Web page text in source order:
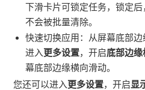
下滑卡片可锁定任务，锁定
不会被批量清除。
快速切换应用：从屏幕底部
进入更多设置，开启底部边
幕底部边缘横向滑动。
您还可以进入更多设置，开启显